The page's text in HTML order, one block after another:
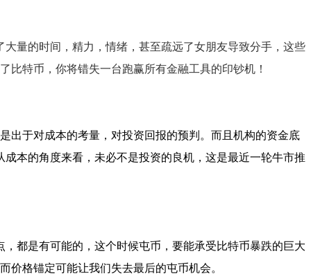
量的时间，精力，情绪，甚至疏远了女朋友导致分手，这些
比特币，你将错失一台跑赢所有金融工具的印钞机！
出于对成本的考量，对投资回报的预判。而且机构的资金底
本的角度来看，未必不是投资的良机，这是最近一轮牛市推
都是有可能的，这个时候屯币，要能承受比特币暴跌的巨大
价格锚定可能让我们失去最后的屯币机会。